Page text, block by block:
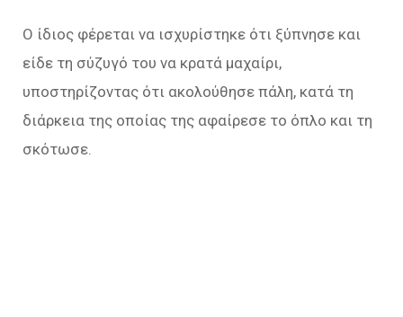
Ο ίδιος φέρεται να ισχυρίστηκε ότι ξύπνησε και
είδε τη σύζυγό του να κρατά μαχαίρι,
υποστηρίζοντας ότι ακολούθησε πάλη, κατά τη
διάρκεια της οποίας της αφαίρεσε το όπλο και τη
σκότωσε.